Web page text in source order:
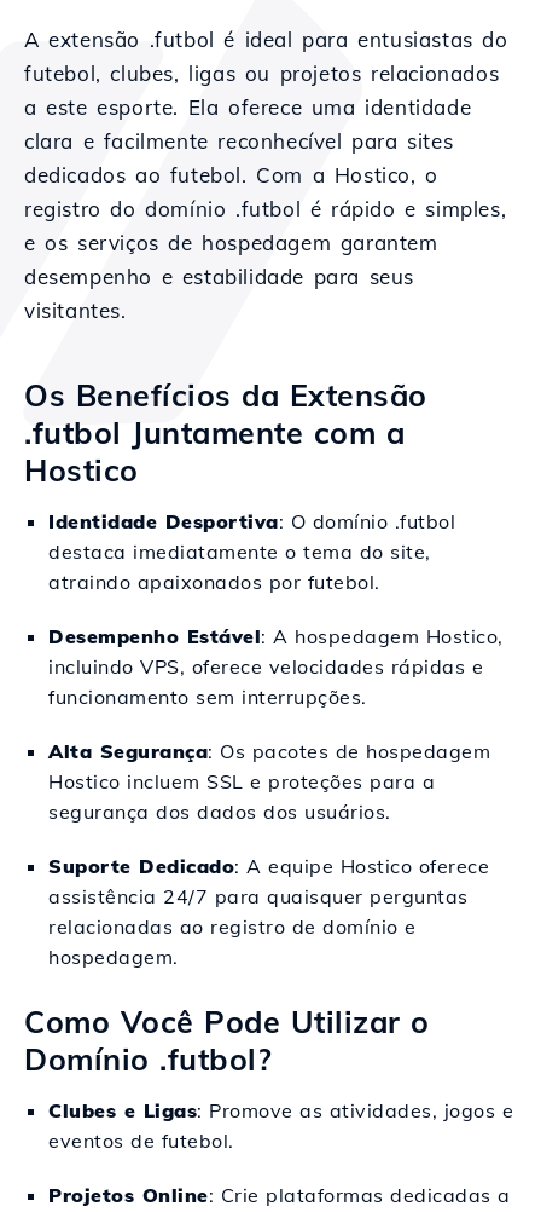
A extensão .futbol é ideal para entusiastas do
futebol, clubes, ligas ou projetos relacionados
a este esporte. Ela oferece uma identidade
clara e facilmente reconhecível para sites
dedicados ao futebol. Com a Hostico, o
registro do domínio .futbol é rápido e simples,
e os serviços de hospedagem garantem
desempenho e estabilidade para seus
visitantes.
Os Benefícios da Extensão
.futbol Juntamente com a
Hostico
Identidade Desportiva: O domínio .futbol
destaca imediatamente o tema do site,
atraindo apaixonados por futebol.
Desempenho Estável: A hospedagem Hostico,
incluindo VPS, oferece velocidades rápidas e
funcionamento sem interrupções.
Alta Segurança: Os pacotes de hospedagem
Hostico incluem SSL e proteções para a
segurança dos dados dos usuários.
Suporte Dedicado: A equipe Hostico oferece
assistência 24/7 para quaisquer perguntas
relacionadas ao registro de domínio e
hospedagem.
Como Você Pode Utilizar o
Domínio .futbol?
Clubes e Ligas: Promove as atividades, jogos e
eventos de futebol.
Projetos Online: Crie plataformas dedicadas a